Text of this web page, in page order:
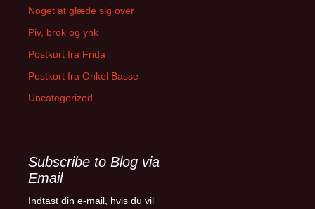
Noget at glæde sig over
Piv, brok og ynk
Postkort fra Frida
Postkort fra Onkel Basse
Uncategorized
Subscribe to Blog via
Email
Indtast din e-mail, hvis du vil